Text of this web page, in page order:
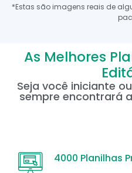
*Estas são imagens reais de
As Melhores
Seja você iniciante
sempre encontrará
4000 Planilhas